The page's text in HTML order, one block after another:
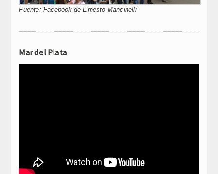
Fuente: Facebook de Ernesto Mancinelli
Mar del Plata